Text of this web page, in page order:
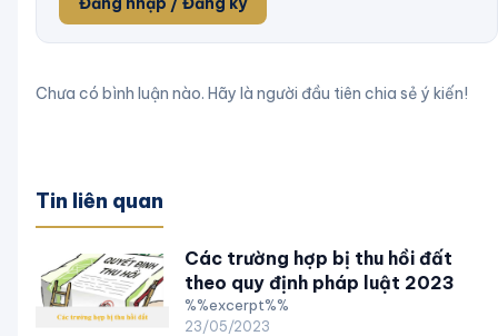
Chưa có bình luận nào. Hãy là người đầu tiên chia sẻ ý kiến!
Tin liên quan
Các trường hợp bị thu hồi đất
theo quy định pháp luật 2023
%%excerpt%%
23/05/2023